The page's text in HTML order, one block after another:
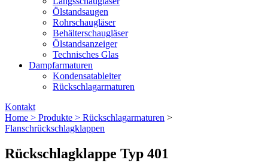
Ölstandsaugen
Rohrschaugläser
Behälterschaugläser
Ölstandsanzeiger
Technisches Glas
Dampfarmaturen
Kondensatableiter
Rückschlagarmaturen
Kontakt
Home > Produkte > Rückschlag­armaturen >
Flanschrückschlagklappen
Rückschlagklappe Typ 401